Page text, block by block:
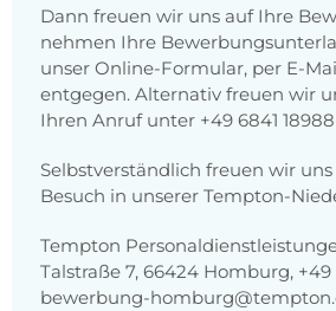
Dann freuen wir uns auf Ihre
nehmen Ihre
unser Online-Formular, per E-
entgegen. Alternativ freuen wir
Ihren Anruf unter +49 6841
Selbstverständlich freuen wir
Besuch in unserer Tempton-
Tempton
Talstraße 7, 66424 Homburg, +49
bewerbung-